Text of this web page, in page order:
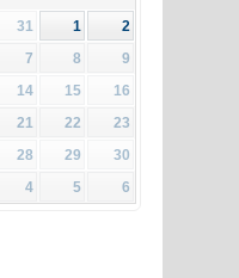
31 1
2
7 8
9
14 15
16
21 22
23
28 29
30
4 5 6